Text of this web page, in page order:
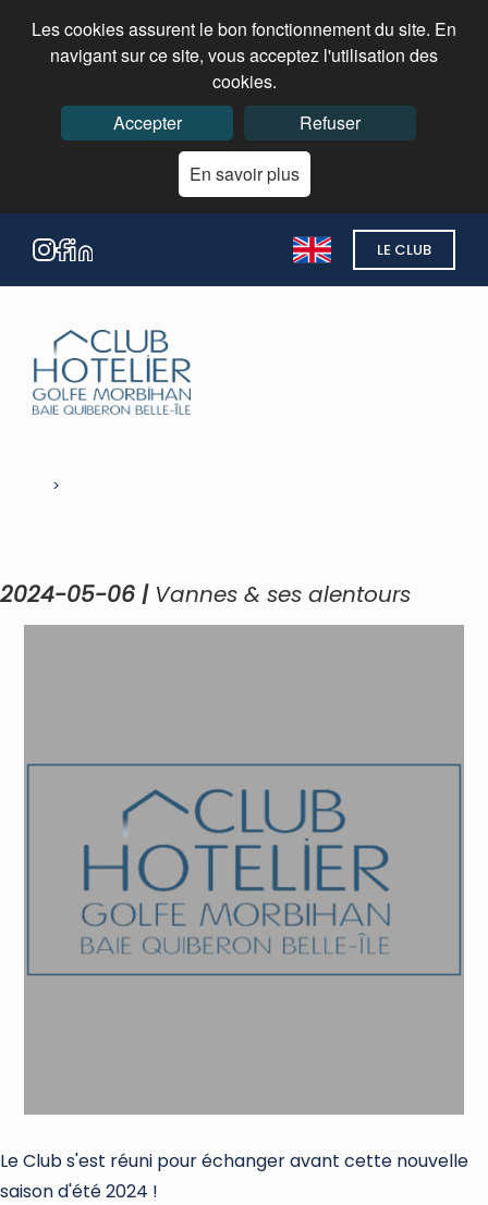
Les cookies assurent le bon fonctionnement du site. En
navigant sur ce site, vous acceptez l'utilisation des
cookies.
Accepter
Refuser
En savoir plus
LE CLUB
>
2024-05-06 | Vannes & ses alentours
Le Club s'est réuni pour échanger avant cette nouvelle
saison d'été 2024 !